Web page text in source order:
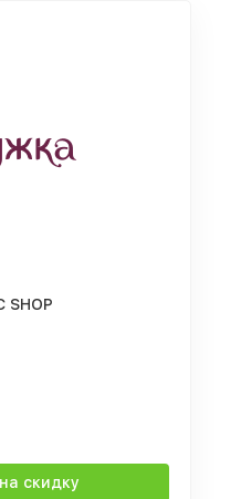
SHOP
скидку